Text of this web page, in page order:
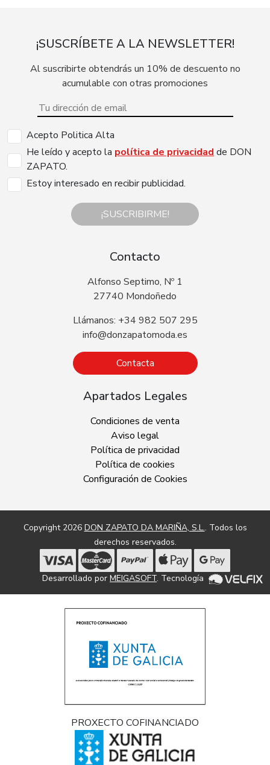
¡SUSCRÍBETE A LA NEWSLETTER!
Al suscribirte obtendrás un 10% de descuento no
acumulable con otras promociones
Acepto Politica Alta
He leído y acepto la política de privacidad de DON
ZAPATO.
Estoy interesado en recibir publicidad.
¡SUSCRIBIRME!
Contacto
Alfonso Septimo, Nº 1
27740 Mondoñedo
Llámanos: +34 982 507 295
info@donzapatomoda.es
Contacta
Apartados Legales
Condiciones de venta
Aviso legal
Política de privacidad
Política de cookies
Configuración de Cookies
Copyright 2026 DON ZAPATO DA MARIÑA, S.L.. Todos los
derechos reservados.
Desarrollado por MEIGASOFT. Tecnología
PROXECTO COFINANCIADO